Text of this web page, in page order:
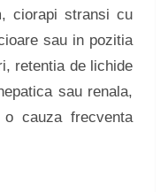
ciorapi stransi cu
sau in pozitia
retentia de lichide
sau renala,
cauza frecventa